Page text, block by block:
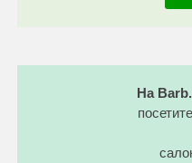
На